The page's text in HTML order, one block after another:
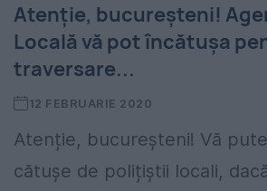
Atenție, bucureșteni!
Locală vă pot încătușa
traversare...
12 FEBRUARIE 2020
Atenție, bucureșteni! Vă
cătușe de polițiștii locali,